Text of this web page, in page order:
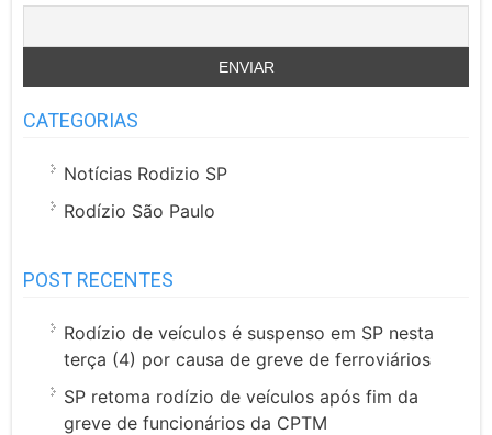
CATEGORIAS
Notícias Rodizio SP
Rodízio São Paulo
POST RECENTES
Rodízio de veículos é suspenso em SP nesta
terça (4) por causa de greve de ferroviários
SP retoma rodízio de veículos após fim da
greve de funcionários da CPTM